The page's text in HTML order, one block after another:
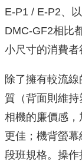
E-P1 / E-P2、
DMC-GF2相比
小尺寸的消費者
除了擁有較流
質（背面則維
相機的廉價感
更佳；機背螢
段班規格。操